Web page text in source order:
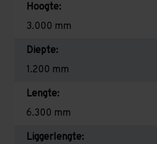
Hoogte:
3.000 mm
Diepte:
1.200 mm
Lengte:
6.300 mm
Liggerlengte: